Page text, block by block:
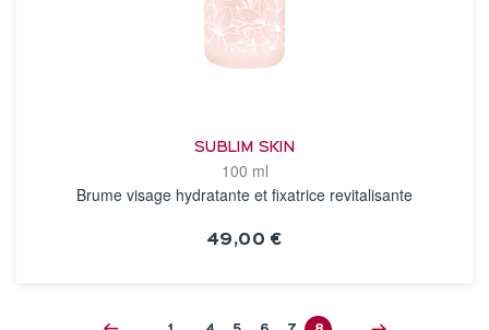
SUBLIM SKIN
100 ml
Brume visage hydratante et fixatrice revitalisante
49,00 €